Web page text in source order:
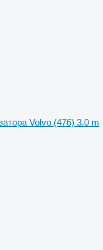
Volvo (476) 3.0 m